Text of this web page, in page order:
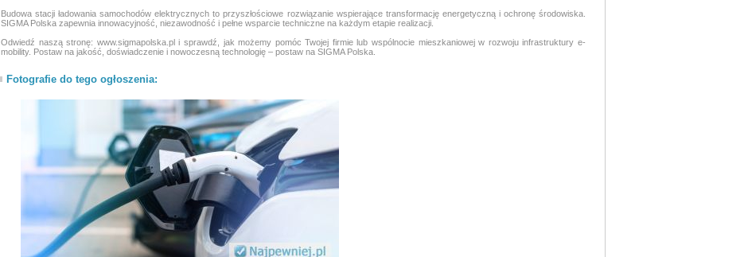
Budowa stacji ładowania samochodów elektrycznych to przyszłościowe rozwiązanie wspierające transformację energetyczną i ochronę środowiska.
SIGMA Polska zapewnia innowacyjność, niezawodność i pełne wsparcie techniczne na każdym etapie realizacji.
Odwiedź naszą stronę: www.sigmapolska.pl i sprawdź, jak możemy pomóc Twojej firmie lub wspólnocie mieszkaniowej w rozwoju infrastruktury e-
mobility. Postaw na jakość, doświadczenie i nowoczesną technologię – postaw na SIGMA Polska.
Fotografie do tego ogłoszenia: